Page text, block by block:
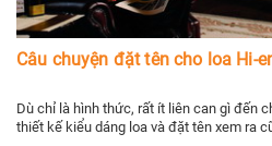
Câu chuyện đặt tên cho loa Hi-
Dù chỉ là hình thức, rất ít liên can gì đến
thiết kế kiểu dáng loa và đặt tên xem ra